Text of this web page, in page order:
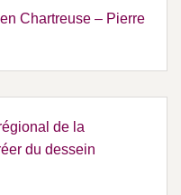
Chartreuse – Pierre
de la
du dessein